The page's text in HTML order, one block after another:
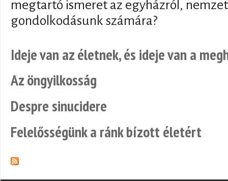
megtartó ismeret az egyházról,
gondolkodásunk számára?
Ideje van az életnek, és ideje van a
Az öngyilkosság
Despre sinucidere
Felelősségünk a ránk bízott életért